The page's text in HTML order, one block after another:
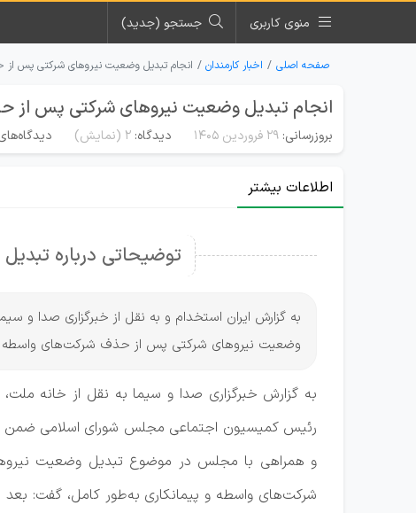
منوی کاربری جستجو (جدید)
صفحه اصلی اخبار کارمندان انجام تبدیل وضعیت نیرو‌های شرکتی پس
انجام تبدیل وضعیت نیرو‌های شرکتی پس
بروزرسانی: ۲۹ فروردین ۱۴۰۵ دیدگاه: 2 (نمایش)
اطلاعات بیشتر
توضیحاتی درباره
به گزارش ایران استخدام و به نقل از خبرگزاری صدا
وضعیت نیرو‌های شرکتی پس از حذف شرکت‌های واسطه
به گزارش خبرگزاری صدا و سیما به نقل از خانه ملت،
رئیس کمیسیون اجتماعی مجلس شورای اسلامی ضمن
و همراهی با مجلس در موضوع تبدیل وضعیت
شرکت‌های واسطه و پیمانکاری به‌طور کامل، گفت: